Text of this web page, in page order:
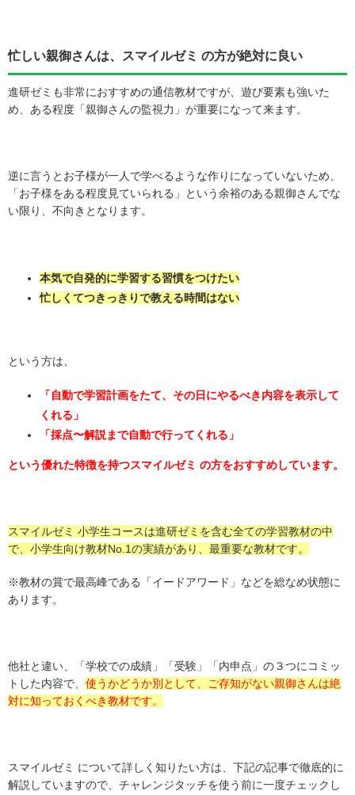
忙しい親御さんは、スマイルゼミ の方が絶対に良い
進研ゼミも非常におすすめの通信教材ですが、遊び要素も強いた
め、ある程度「親御さんの監視力」が重要になって来ます。
逆に言うとお子様が一人で学べるような作りになっていないため、
「お子様をある程度見ていられる」という余裕のある親御さんでな
い限り、不向きとなります。
本気で自発的に学習する習慣をつけたい
忙しくてつきっきりで教える時間はない
という方は、
「自動で学習計画をたて、その日にやるべき内容を表示して
くれる」
「採点〜解説まで自動で行ってくれる」
という優れた特徴を持つスマイルゼミ の方をおすすめしています。
スマイルゼミ 小学生コースは進研ゼミを含む全ての学習教材の中
で、小学生向け教材No.1の実績があり、最重要な教材です。
※教材の賞で最高峰である「イードアワード」などを総なめ状態に
あります。
他社と違い、「学校での成績」「受験」「内申点」の３つにコミッ
トした内容で、 使うかどうか別として、ご存知がない親御さんは絶
対に知っておくべき教材です。
スマイルゼミ について詳しく知りたい方は、下記の記事で徹底的に
解説していますので、チャレンジタッチを使う前に一度チェックし